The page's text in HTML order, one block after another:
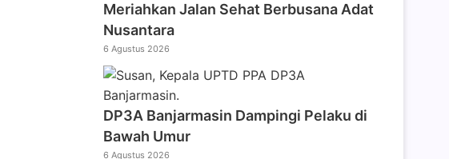
Meriahkan Jalan Sehat Berbusana Adat
Nusantara
6 Agustus 2026
DP3A Banjarmasin Dampingi Pelaku di
Bawah Umur
6 Agustus 2026